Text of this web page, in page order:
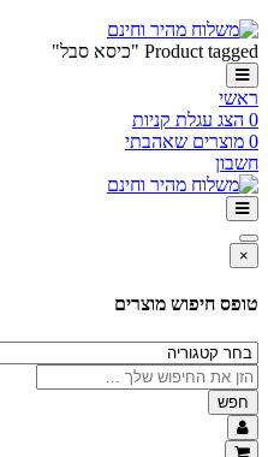
Product tagged "כיסא סבל"
ראשי
0 הצג עגלת קניות
0 מוצרים שאהבתי
חשבון
×
טופס חיפוש מוצרים
חפש